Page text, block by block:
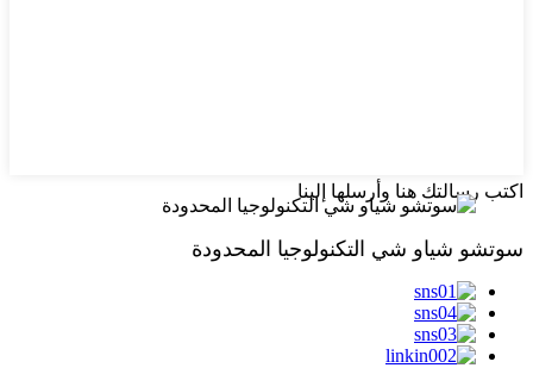
اكتب رسالتك هنا وأرسلها إلينا
سوتشو شياو شي التكنولوجيا المحدودة